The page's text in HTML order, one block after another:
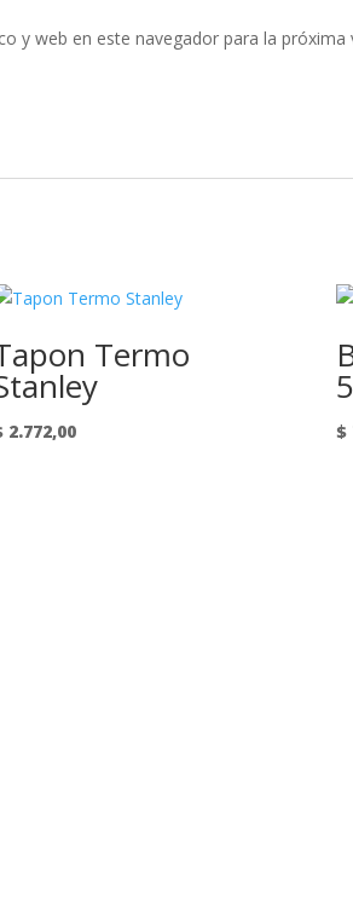
y web en este navegador para la próxima
Termo
2.772,00 $